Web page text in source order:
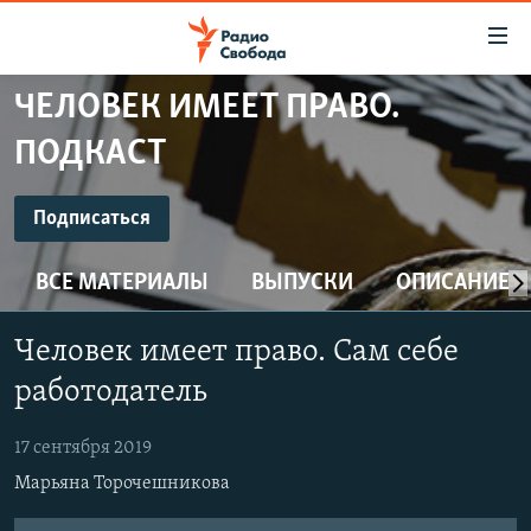
упрощенного
доступа
Вернуться
основному
содержанию
Вернутся
главной
навигации
Вернутся
поиску
ПРОГРАММЫ
ПОДКАСТЫ
АВТОРСКИЕ ПРОЕКТЫ
ЦИТАТЫ СВОБОДЫ
МНЕНИЯ
КУЛЬТУРА
IDEL.РЕАЛИИ
ЧЕЛОВЕК ИМЕЕТ ПРАВО.
ПОДКАСТ
ПодписатьсяПОДПИСАТЬСЯ
Spotify
CastBox
ВСЕ МАТЕРИАЛЫ ВЫПУСКИ ОПИСАНИЕ
Человек имеет право. Сам себе
работодатель
17 сентября 2019
Марьяна Торочешникова